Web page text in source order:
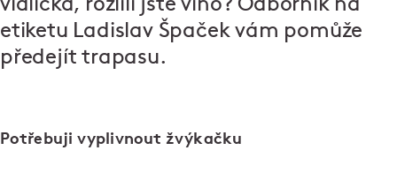
vidlička, rozlili jste víno? Odborník na
etiketu Ladislav Špaček vám pomůže
předejít trapasu.
Potřebuji vyplivnout žvýkačku